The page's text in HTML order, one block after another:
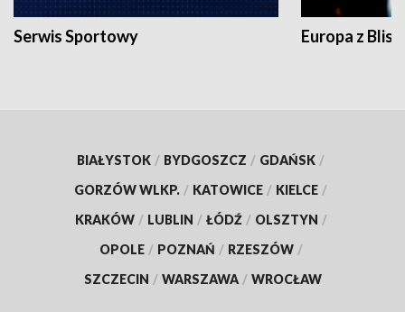
Serwis Sportowy Europa z
BIAŁYSTOK / BYDGOSZCZ / GDAŃSK /
GORZÓW WLKP. / KATOWICE / KIELCE /
KRAKÓW / LUBLIN / ŁÓDŹ / OLSZTYN /
OPOLE / POZNAŃ / RZESZÓW /
SZCZECIN / WARSZAWA / WROCŁAW